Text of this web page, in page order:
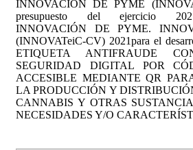
INNOVACIÓN DE PYME
presupuesto del ejercicio
INNOVACIÓN DE PYME.
(INNOVATeiC-CV) 2021para el
ETIQUETA ANTIFRAUDE
SEGURIDAD DIGITAL POR
ACCESIBLE MEDIANTE QR
LA PRODUCCIÓN Y
CANNABIS Y OTRAS
NECESIDADES Y/O